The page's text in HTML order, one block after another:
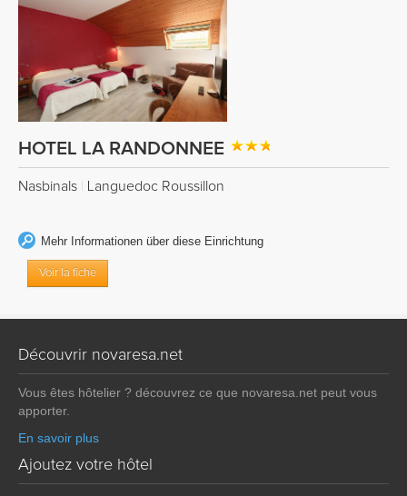
HOTEL LA RANDONNEE
Nasbinals Languedoc Roussillon
Mehr Informationen über diese Einrichtung
Voir la fiche
Découvrir novaresa.net
Vous êtes hôtelier ? découvrez ce que novaresa.net peut vous
apporter.
En savoir plus
Ajoutez votre hôtel